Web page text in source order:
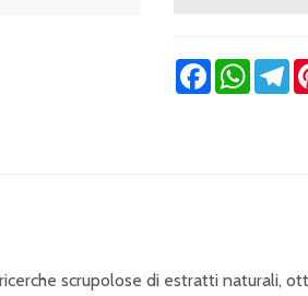
Facebook
scrupolose di estratti naturali,